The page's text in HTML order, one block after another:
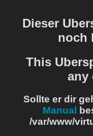
Dieser
noch
This
any
Sollte er dir
Manual
/var/www/